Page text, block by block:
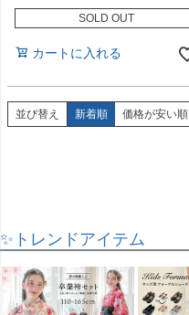
SOLD OUT
カートに入れる
並び替え 新着順 価格が安い順
✨トレンドアイテム